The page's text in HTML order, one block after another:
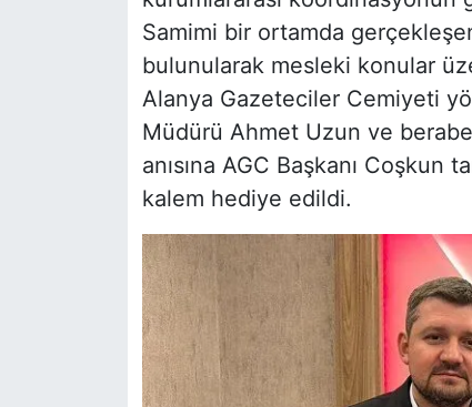
Samimi bir ortamda
bulunularak mesleki konular
Alanya Gazeteciler Cemiyeti
Müdürü Ahmet Uzun ve
anısına AGC Başkanı Coşkun
kalem hediye edildi.